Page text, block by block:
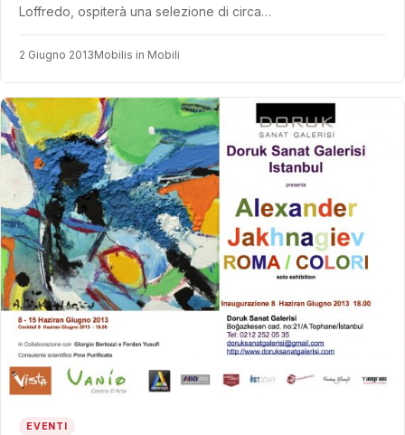
Loffredo, ospiterà una selezione di circa…
2 Giugno 2013Mobilis in Mobili
EVENTI